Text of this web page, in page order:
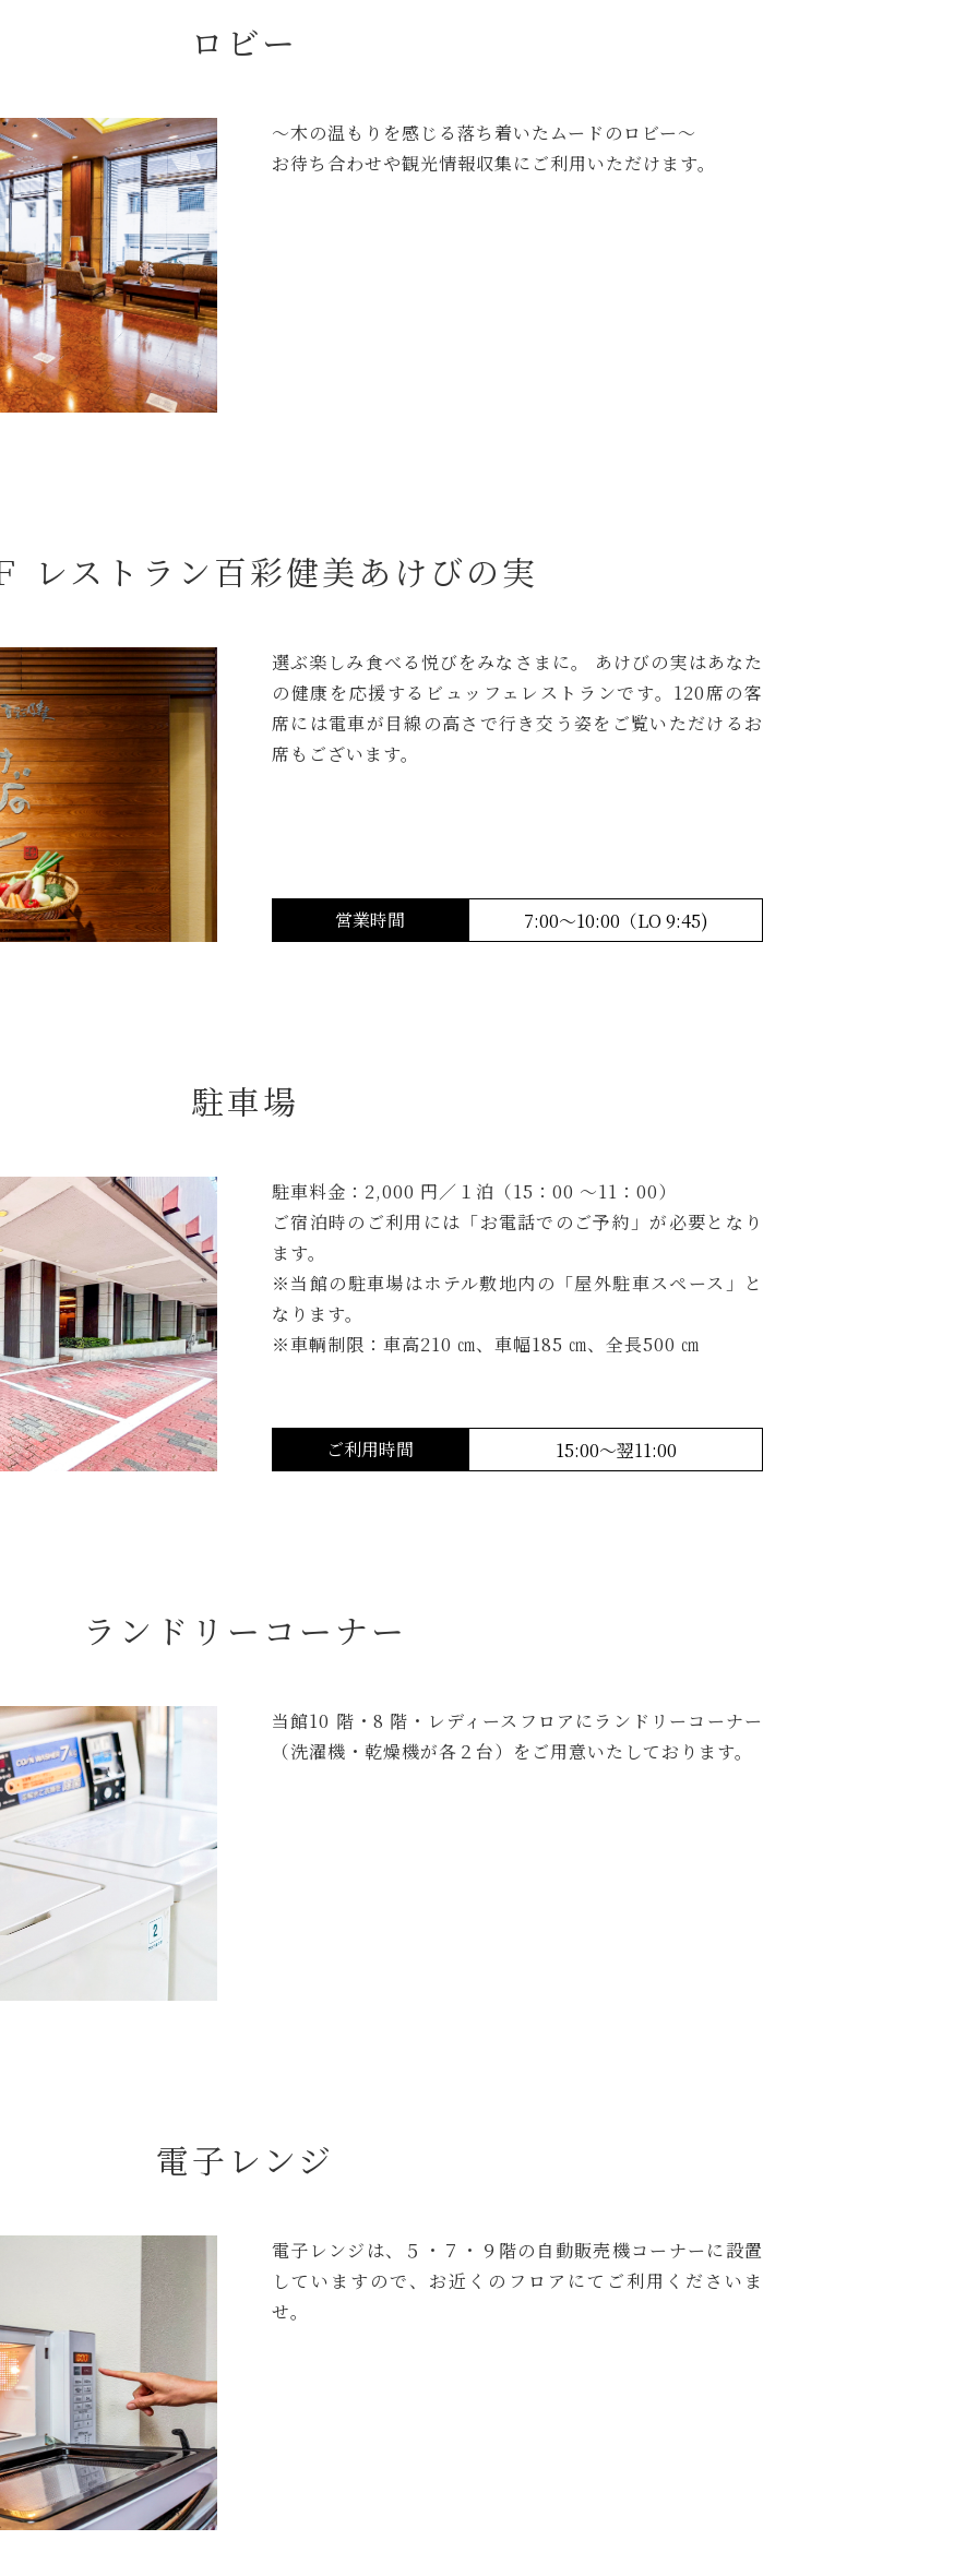
ロビー
～木の温もりを感じる落ち着いたムードのロビー～
お待ち合わせや観光情報収集にご利用いただけます。
レストラン百彩健美あけびの実
選ぶ楽しみ食べる悦びをみなさまに。 あけびの実はあなた
の健康を応援するビュッフェレストランです。120席の客
席には電車が目線の高さで行き交う姿をご覧いただけるお
席もございます。
営業時間 7:00～10:00（LO 9:45)
駐車場
駐車料金：2,000 円／１泊（15：00 ～11：00）
ご宿泊時のご利用には「お電話でのご予約」が必要となり
ます。
※当館の駐車場はホテル敷地内の「屋外駐車スペース」と
なります。
※車輌制限：車高210 ㎝、車幅185 ㎝、全長500 ㎝
ご利用時間 15:00～翌11:00
ランドリーコーナー
当館10 階・8 階・レディースフロアにランドリーコーナー
（洗濯機・乾燥機が各２台）をご用意いたしております。
電子レンジ
電子レンジは、５・７・９階の自動販売機コーナーに設置
していますので、お近くのフロアにてご利用くださいま
せ。